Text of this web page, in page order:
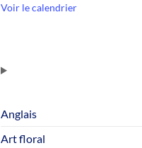
Voir le calendrier
Anglais
Art floral